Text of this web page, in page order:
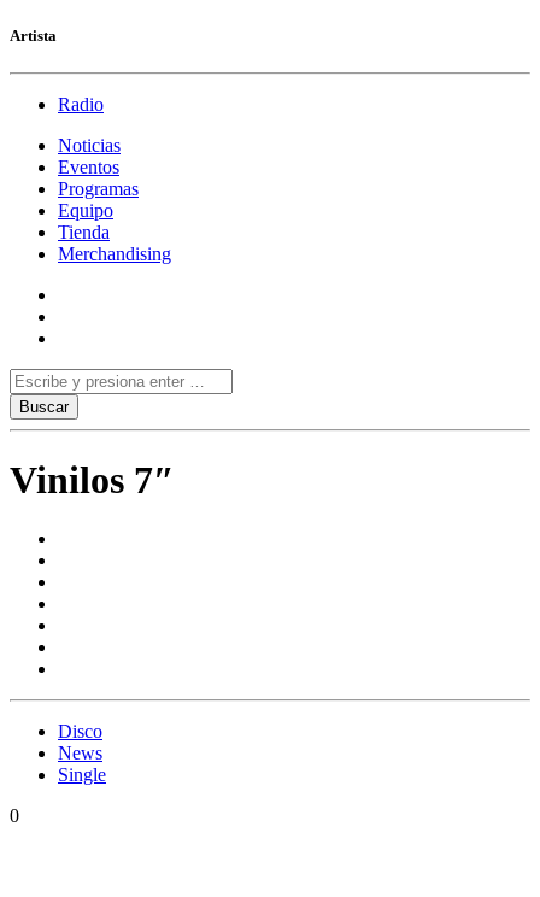
Artista
Radio
Noticias
Eventos
Programas
Equipo
Tienda
Merchandising
Vinilos 7″
Disco
News
Single
0